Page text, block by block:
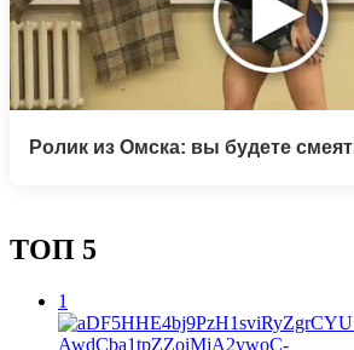
Ролик из Омска: вы будете
ТОП 5
1